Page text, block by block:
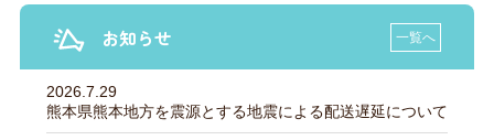
お知らせ 一覧へ
2026.7.29
熊本県熊本地方を震源とする地震による配送遅延について